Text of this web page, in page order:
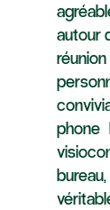
autour
phone